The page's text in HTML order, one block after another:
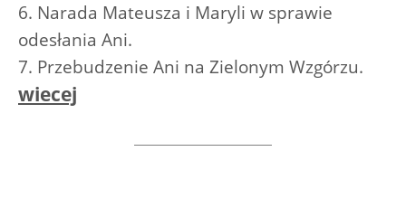
6. Narada Mateusza i Maryli w sprawie
odesłania Ani.
7. Przebudzenie Ani na Zielonym Wzgórzu.
wiecej